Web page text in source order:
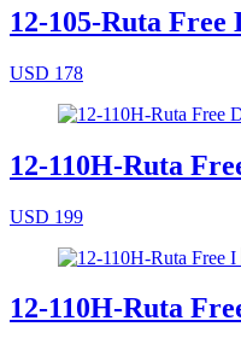
12-105-Ruta Free
USD 178
12-110H-Ruta
USD 199
12-110H-Ruta